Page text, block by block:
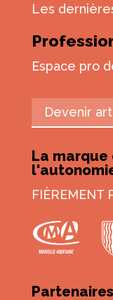
Les
Espace pro
Devenir
La marque
FIÈREMENT
Partenaires